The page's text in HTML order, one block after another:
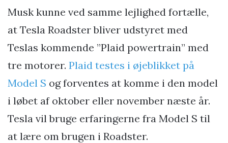
Musk kunne ved samme lejlighed fortælle,
at Tesla Roadster bliver udstyret med
Teslas kommende ”Plaid powertrain” med
tre motorer. Plaid testes i øjeblikket på
Model S og forventes at komme i den model
i løbet af oktober eller november næste år.
Tesla vil bruge erfaringerne fra Model S til
at lære om brugen i Roadster.